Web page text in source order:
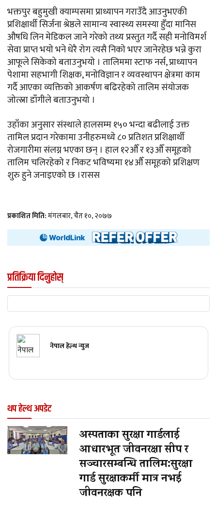
भक्तपुर बहुमुखी क्याम्पसमा प्राध्यापन गराउँदै आउनुभएकी
प्रशिक्षार्थी सिर्जना श्रेष्ठले सामान्य स्वास्थ्य समस्या हुँदा मानिस
औषधि लिन मेडिकल जाने गरेको तथ्य प्रस्तुत गर्दै सही मनोविमर्श
सेवा प्राप्त भयो भने धेरै रोग त्यसै निको भएर जानेरहेछ भन्ने कुरा
आफूले सिकेको बताउनुभयो । तालिममा स्टाफ नर्स, प्राध्यापन
पेशामा सहभागी शिक्षक, मनोविज्ञान र व्यवस्थापन क्षेत्रमा काम
गर्दै आएका व्यक्तिको आकर्षण बढिरहेको तालिम संयोजक
जोत्स्ना डाँगीले बताउनुभयो ।
उहाँका अनुसार संस्थाले हालसम्म १५० भन्दा बढीलाई उक्त
तामिल प्रदान गरेकामा उनीहरुमध्ये ८० प्रतिशत प्रशिक्षार्थी
रोजगारीमा संलग्न भएका छन् । हाल १२औँ र १३औँ समूहको
तालिम चलिरहेको र निकट भविष्यमा १४औँ समूहको प्रशिक्षण
शुरु हुने जनाइएको छ ।रासस
प्रकाशित मिति:मंगलबार, चैत १०, २०७७
प्रतिक्रिया दिनुहोस्
नेपाल हेल्थ न्युज
थप हेल्थ अपडेट
अस्पताका सुरक्षा गार्डलाई
आधारभूत जीवनरक्षा सीप र
सञ्चारसम्बन्धि तालिम:सुरक्षा
गार्ड सुरक्षाकर्मी मात्र नभई
जीवनरक्षक पनि